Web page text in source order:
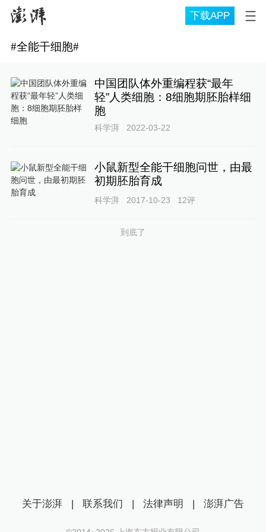
下载APP
#全能干细胞#
中国团队体外重编程获“最年
轻”人类细胞：8细胞期胚胎样细
胞
科学湃 2022-03-22
小鼠新型全能干细胞问世，由最
初期胚胎育成
科学湃 2017-10-23 12评
到底了
关于澎湃 | 联系我们 | 法律声明 | 澎湃广告